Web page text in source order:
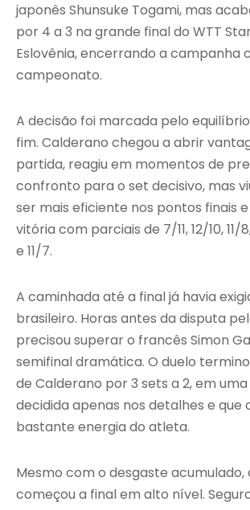
japonês Shunsuke Togami, mas
por 4 a 3 na grande final do WTT
Eslovênia, encerrando a campanha
campeonato.
A decisão foi marcada pelo
fim. Calderano chegou a abrir
partida, reagiu em momentos de
confronto para o set decisivo, mas
ser mais eficiente nos pontos finais
vitória com parciais de 7/11, 12/10, 11/8,
e 11/7.
A caminhada até a final já havia
brasileiro. Horas antes da disputa
precisou superar o francês Simon
semifinal dramática. O duelo
de Calderano por 3 sets a 2, em
decidida apenas nos detalhes e que
bastante energia do atleta.
Mesmo com o desgaste acumulado,
começou a final em alto nível.